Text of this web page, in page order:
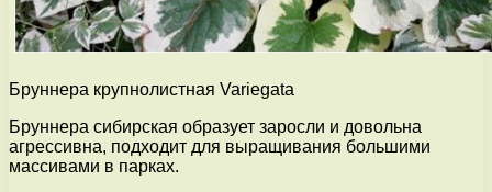
Бруннера крупнолистная Variegata
Бруннера сибирская образует заросли и довольна
агрессивна, подходит для выращивания большими
массивами в парках.